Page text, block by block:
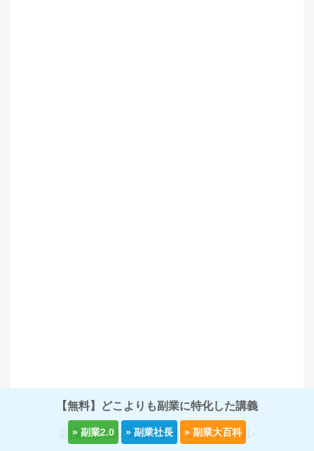
副業に強いオンラインスクール
【無料】どこよりも副業に特化した講義